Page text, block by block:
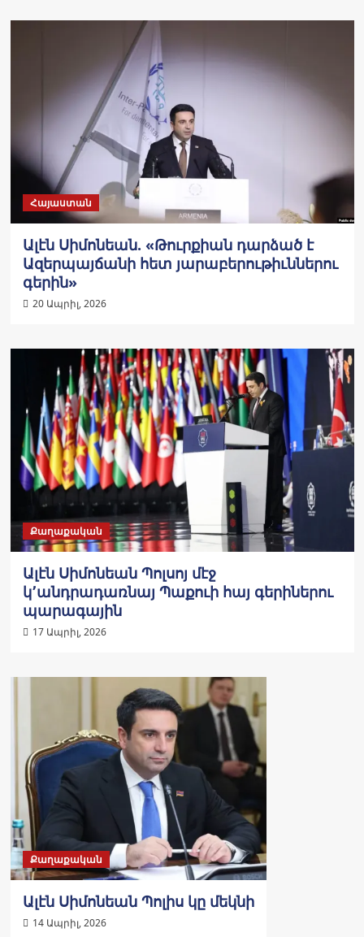
Հայաստան
Ալէն Սիմոնեան. «Թուրքիան դարձած է
Ազերպայճանի հետ յարաբերութիւններու
գերին»
20 Ապրիլ, 2026
Քաղաքական
Ալէն Սիմոնեան Պոլսոյ մէջ
կ՚անդրադառնայ Պաքուի հայ գերիներու
պարագային
17 Ապրիլ, 2026
Քաղաքական
Ալէն Սիմոնեան Պոլիս կը մեկնի
14 Ապրիլ, 2026